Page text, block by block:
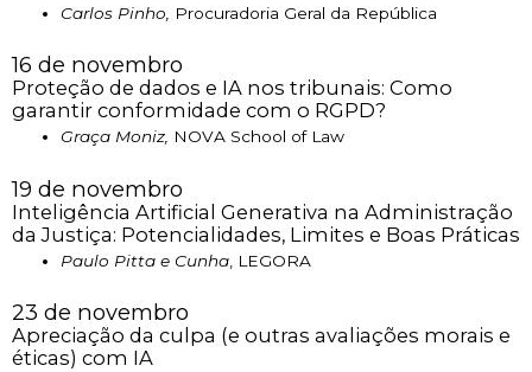
Carlos Pinho, Procuradoria Geral da República
16 de novembro
Proteção de dados e IA nos tribunais: Como
garantir conformidade com o RGPD?
Graça Moniz, NOVA School of Law
19 de novembro
Inteligência Artificial Generativa na Administração
da Justiça: Potencialidades, Limites e Boas Práticas
Paulo Pitta e Cunha , LEGORA
23 de novembro
Apreciação da culpa (e outras avaliações morais e
éticas) com IA